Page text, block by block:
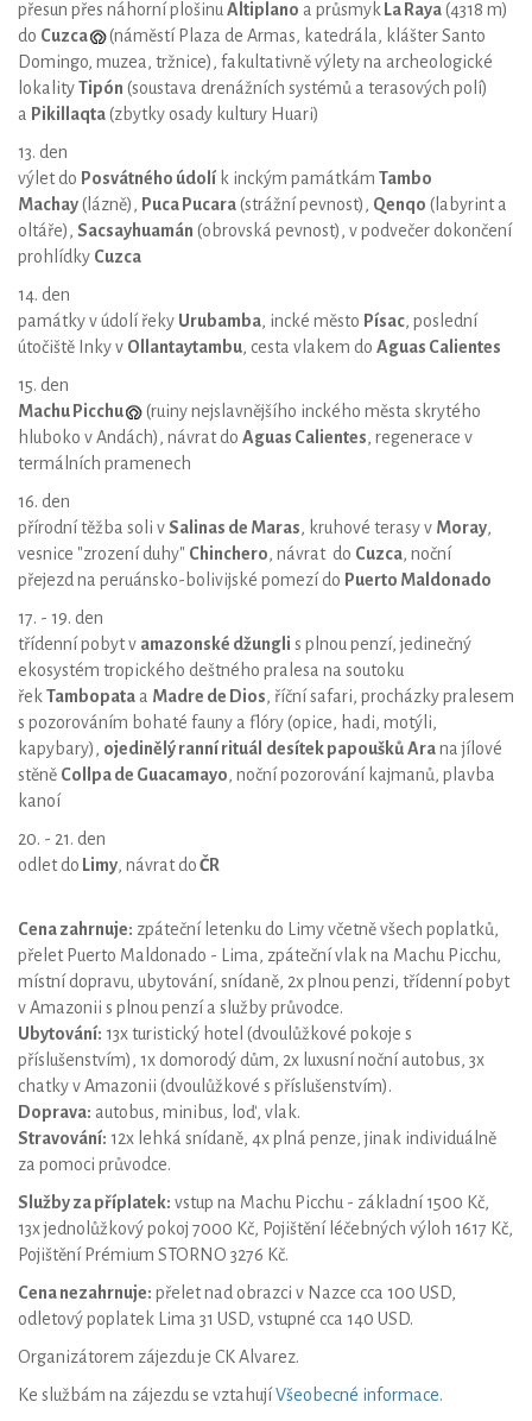
přesun přes náhorní plošinu Altiplano a průsmyk La Raya(4318 m)
do Cuzca
(náměstí Plaza de Armas, katedrála, klášter Santo
Domingo, muzea, tržnice), fakultativně výlety na archeologické
lokalityTipón (soustava drenážních systémů a terasových polí)
a Pikillaqta(zbytky osady kultury Huari)
13. den
výlet do Posvátného údolí k inckým památkám Tambo
Machay(lázně), Puca Pucara(strážní pevnost), Qenqo (labyrint a
oltáře), Sacsayhuamán (obrovská pevnost), v podvečer dokončení
prohlídky Cuzca
14. den
památky v údolí řeky Urubamba, incké město Písac, poslední
útočiště Inky v Ollantaytambu, cesta vlakem do Aguas Calientes
15. den
Machu Picchu
(ruiny nejslavnějšího inckého města skrytého
hluboko v Andách), návrat do Aguas Calientes, regenerace v
termálních pramenech
16. den
přírodní těžba soli v Salinas de Maras, kruhové terasy v Moray,
vesnice "zrození duhy" Chinchero, návrat do Cuzca, noční
přejezd na peruánsko-bolivijské pomezí do Puerto Maldonado
17. - 19. den
třídenní pobyt v amazonské džungli s plnou penzí, jedinečný
ekosystém tropického deštného pralesa na soutoku
řek Tambopata a Madre de Dios, říční safari, procházky pralesem
s pozorováním bohaté fauny a flóry (opice, hadi, motýli,
kapybary), ojedinělý ranní rituál desítek papouškůArana jílové
stěně Collpa de Guacamayo, noční pozorování kajmanů, plavba
kanoí
20. - 21. den
odlet do Limy, návrat doČR
Cena zahrnuje: zpáteční letenku do Limy včetně všech poplatků,
přelet Puerto Maldonado - Lima, zpáteční vlak na Machu Picchu,
místní dopravu, ubytování, snídaně, 2x plnou penzi, třídenní pobyt
v Amazonii s plnou penzí a služby průvodce.
Ubytování: 13x turistický hotel (dvoulůžkové pokoje s
příslušenstvím), 1x domorodý dům, 2x luxusní noční autobus, 3x
chatky v Amazonii (dvoulůžkové s příslušenstvím).
Doprava: autobus, minibus, loď, vlak.
Stravování: 12x lehká snídaně, 4x plná penze, jinak individuálně
za pomoci průvodce.
Služby za příplatek: vstup na Machu Picchu - základní 1500 Kč,
13x jednolůžkový pokoj 7000 Kč, Pojištění léčebných výloh 1617 Kč,
Pojištění Prémium STORNO 3276 Kč.
Cena nezahrnuje: přelet nad obrazci v Nazce cca 100 USD,
odletový poplatek Lima 31 USD, vstupné cca 140 USD.
Organizátorem zájezdu je CK Alvarez.
Ke službám na zájezdu se vztahujíVšeobecné informace.